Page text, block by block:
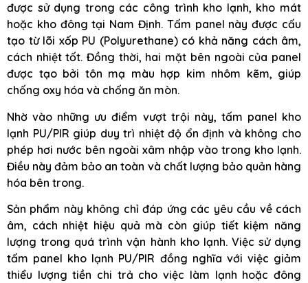
được sử dụng trong các công trình kho lạnh, kho mát
hoặc kho đông tại Nam Định. Tấm panel này được cấu
tạo từ lõi xốp PU (Polyurethane) có khả năng cách âm,
cách nhiệt tốt. Đồng thời, hai mặt bên ngoài của panel
được tạo bởi tôn mạ màu hợp kim nhôm kẽm, giúp
chống oxy hóa và chống ăn mòn.
Nhờ vào những ưu điểm vượt trội này, tấm panel kho
lạnh PU/PIR giúp duy trì nhiệt độ ổn định và không cho
phép hơi nước bên ngoài xâm nhập vào trong kho lạnh.
Điều này đảm bảo an toàn và chất lượng bảo quản hàng
hóa bên trong.
Sản phẩm này không chỉ đáp ứng các yêu cầu về cách
âm, cách nhiệt hiệu quả mà còn giúp tiết kiệm năng
lượng trong quá trình vận hành kho lạnh. Việc sử dụng
tấm panel kho lạnh PU/PIR đồng nghĩa với việc giảm
thiểu lượng tiền chi trả cho việc làm lạnh hoặc đông